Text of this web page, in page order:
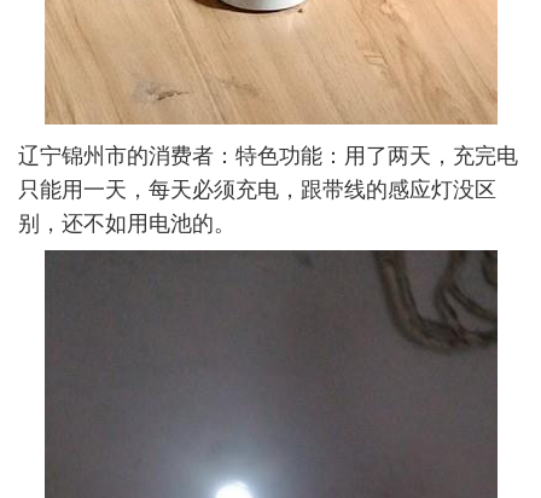
辽宁锦州市的消费者：特色功能：用了两天，充完电
只能用一天，每天必须充电，跟带线的感应灯没区
别，还不如用电池的。